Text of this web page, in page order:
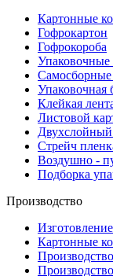
Картонные
Гофрокартон
Гофрокороба
Упаковочные
Самосборные
Упаковочная
Клейкая
Листовой
Двухслойный
Стрейч
Воздушно -
Подборка
Производство
Картонные